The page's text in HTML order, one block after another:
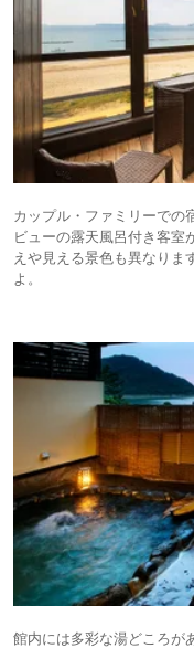
カップル・ファミリーでの
ビューの露天風呂付き客室
えや見える景色も異なりま
よ。
館内には多彩な湯どころが